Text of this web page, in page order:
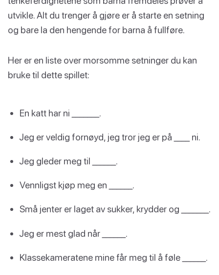
utvikle. Alt du trenger å gjøre er å starte en setning
og bare la den hengende for barna å fullføre.
Her er en liste over morsomme setninger du kan
bruke til dette spillet:
En katt har ni _______.
Jeg er veldig fornøyd, jeg tror jeg er på ____ ni.
Jeg gleder meg til ______.
Vennligst kjøp meg en ______.
Små jenter er laget av sukker, krydder og _______.
Jeg er mest glad når ______.
Klassekameratene mine får meg til å føle ______.